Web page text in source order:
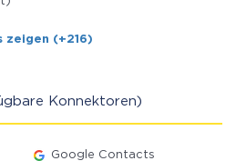
zeigen (+216)
Konnektoren)
Google Contacts